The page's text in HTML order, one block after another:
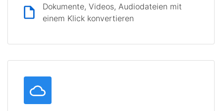
Dokumente, Videos, Audiodateien mit
einem Klick konvertieren